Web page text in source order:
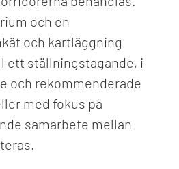
och en
och kartläggning
ett ställningstagande, i
och rekommenderade
med fokus på
samarbete mellan